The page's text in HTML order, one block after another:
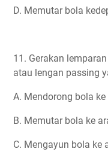
D. Memutar bola
11. Gerakan
atau lengan passing
A. Mendorong bola
B. Memutar bola ke
C. Mengayun bola ke